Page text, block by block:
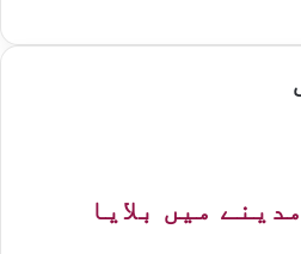
میں بلایا